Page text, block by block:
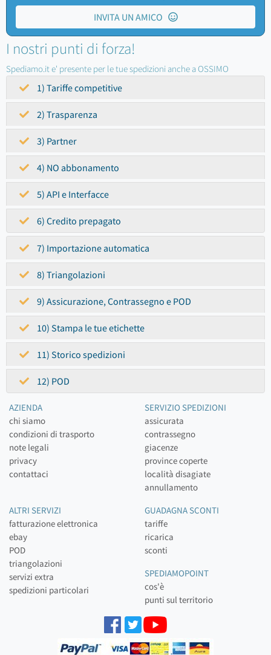
INVITA UN AMICO
I nostri punti di forza!
Spediamo.it e' presente per le tue spedizioni anche a OSSIMO
1) Tariffe competitive
2) Trasparenza
3) Partner
4) NO abbonamento
5) API e Interfacce
6) Credito prepagato
7) Importazione automatica
8) Triangolazioni
9) Assicurazione, Contrassegno e POD
10) Stampa le tue etichette
11) Storico spedizioni
12) POD
AZIENDA
chi siamo
condizioni di trasporto
note legali
privacy
contattaci
SERVIZIO SPEDIZIONI
assicurata
contrassegno
giacenze
province coperte
località disagiate
annullamento
ALTRI SERVIZI
fatturazione elettronica
ebay
POD
triangolazioni
servizi extra
spedizioni particolari
GUADAGNA SCONTI
tariffe
ricarica
sconti
SPEDIAMOPOINT
cos'è
punti sul territorio